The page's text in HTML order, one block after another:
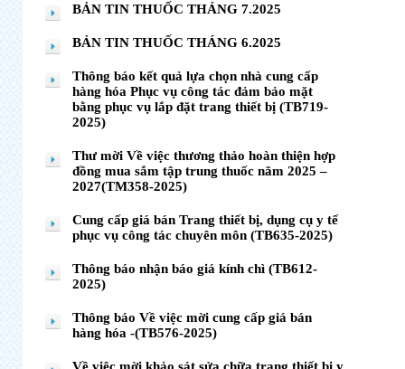
BẢN TIN THUỐC THÁNG 7.2025
BẢN TIN THUỐC THÁNG 6.2025
Thông báo kết quả lựa chọn nhà cung cấp
hàng hóa Phục vụ công tác đảm bảo mặt
bằng phục vụ lắp đặt trang thiết bị (TB719-
2025)
Thư mời Về việc thương thảo hoàn thiện hợp
đồng mua sắm tập trung thuốc năm 2025 –
2027(TM358-2025)
Cung cấp giá bán Trang thiết bị, dụng cụ y tế
phục vụ công tác chuyên môn (TB635-2025)
Thông báo nhận báo giá kính chì (TB612-
2025)
Thông báo Về việc mời cung cấp giá bán
hàng hóa -(TB576-2025)